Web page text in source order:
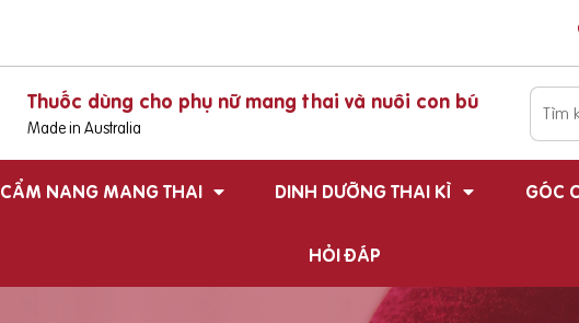
Thuốc dùng cho phụ nữ mang thai và nuôi con bú
Made in Australia
CẨM NANG MANG THAI DINH DƯỠNG THAI KÌ GÓC
HỎI ĐÁP